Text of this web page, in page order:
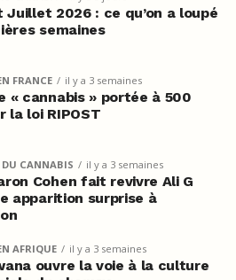
Juillet 2026 : ce qu’on a loupé
semaines
FRANCE il y a 3 semaines
« cannabis » portée à 500
la loi RIPOST
DU CANNABIS il y a 3 semaines
Cohen fait revivre Ali G
apparition surprise à
AFRIQUE il y a 3 semaines
ouvre la voie à la culture